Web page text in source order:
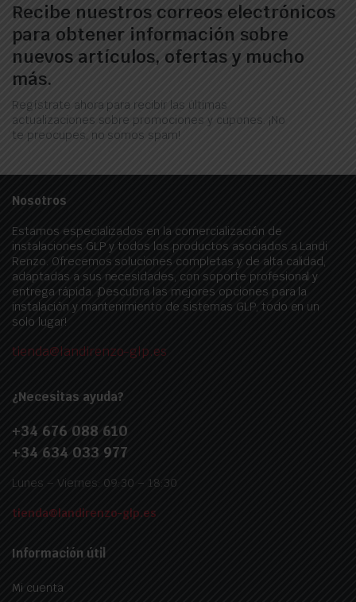
Recibe nuestros correos electrónicos
para obtener información sobre
nuevos artículos, ofertas y mucho
más.
Regístrate ahora para recibir las últimas
actualizaciones sobre promociones y cupones. ¡No
te preocupes, no somos spam!
Nosotros
Estamos especializados en la comercialización de
instalaciones GLP y todos los productos asociados a Landi
Renzo. Ofrecemos soluciones completas y de alta calidad,
adaptadas a sus necesidades, con soporte profesional y
entrega rápida. ¡Descubra las mejores opciones para la
instalación y mantenimiento de sistemas GLP, todo en un
solo lugar!
tienda@landirenzo-glp.es
¿Necesitas ayuda?
+34 676 088 610
+34 634 033 977
Lunes – Viernes: 09:30 – 18:30
tienda@landirenzo-glp.es
Información útil
Mi cuenta